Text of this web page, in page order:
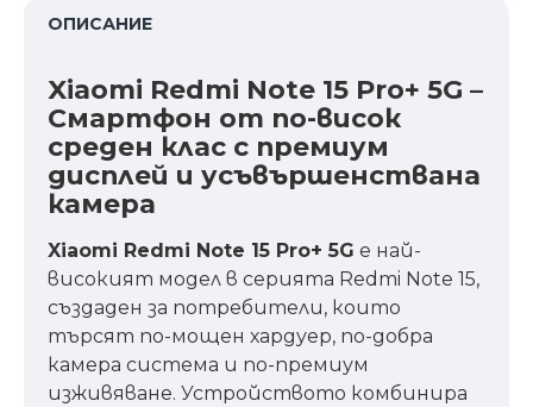
ОПИСАНИЕ
Xiaomi Redmi Note 15 Pro+ 5G –
Смартфон от по-висок
среден клас с премиум
дисплей и усъвършенствана
камера
Xiaomi Redmi Note 15 Pro+ 5G е най-
високият модел в серията Redmi Note 15,
създаден за потребители, които
търсят по-мощен хардуер, по-добра
камера система и по-премиум
изживяване. Устройството комбинира